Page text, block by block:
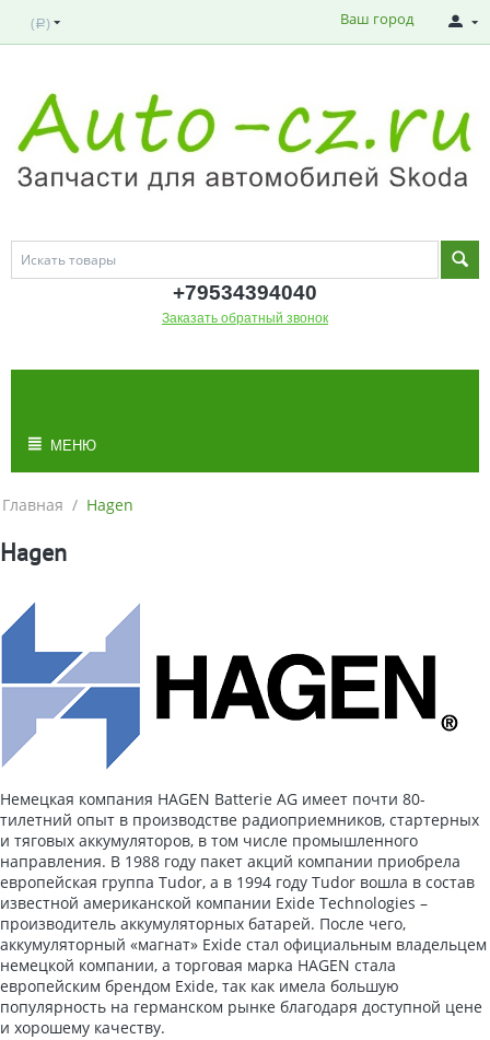
( Р ) Ваш город
+79534394040
Заказать обратный звонок
МЕНЮ
Главная / Hagen
Hagen
Немецкая компания HAGEN Batterie AG имеет почти 80-
тилетний опыт в производстве радиоприемников, стартерных
и тяговых аккумуляторов, в том числе промышленного
направления. В 1988 году пакет акций компании приобрела
европейская группа Tudor, а в 1994 году Tudor вошла в состав
известной американской компании Exide Technologies –
производитель аккумуляторных батарей. После чего,
аккумуляторный «магнат» Exide стал официальным владельцем
немецкой компании, а торговая марка HAGEN стала
европейским брендом Exide, так как имела большую
популярность на германском рынке благодаря доступной цене
и хорошему качеству.